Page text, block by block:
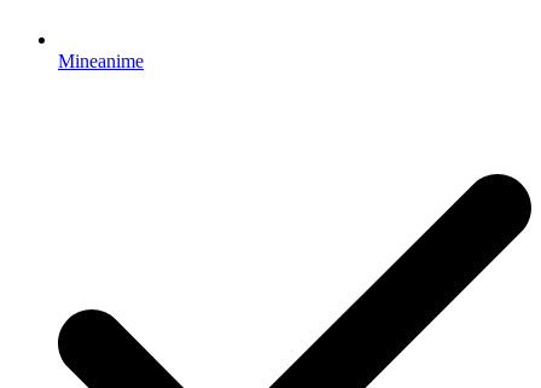
Mineanime